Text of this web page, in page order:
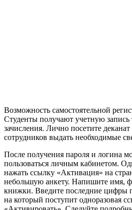
Возможность самостоятельной
Студенты получают учетную запись
зачисления. Лично посетите
сотрудников выдать необходимые
После получения пароля и логина
пользоваться личным кабинетом.
нажать ссылку «Активация» на
небольшую анкету. Напишите имя,
книжки. Введите последние цифры
на который поступит одноразовая